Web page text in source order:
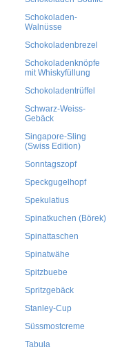
Schokoladen-
Walnüsse
Schokoladenbrezel
Schokoladenknöpfe
mit Whiskyfüllung
Schokoladentrüffel
Schwarz-Weiss-
Gebäck
Singapore-Sling
(Swiss Edition)
Sonntagszopf
Speckgugelhopf
Spekulatius
Spinatkuchen (Börek)
Spinattaschen
Spinatwähe
Spitzbuebe
Spritzgebäck
Stanley-Cup
Süssmostcreme
Tabula